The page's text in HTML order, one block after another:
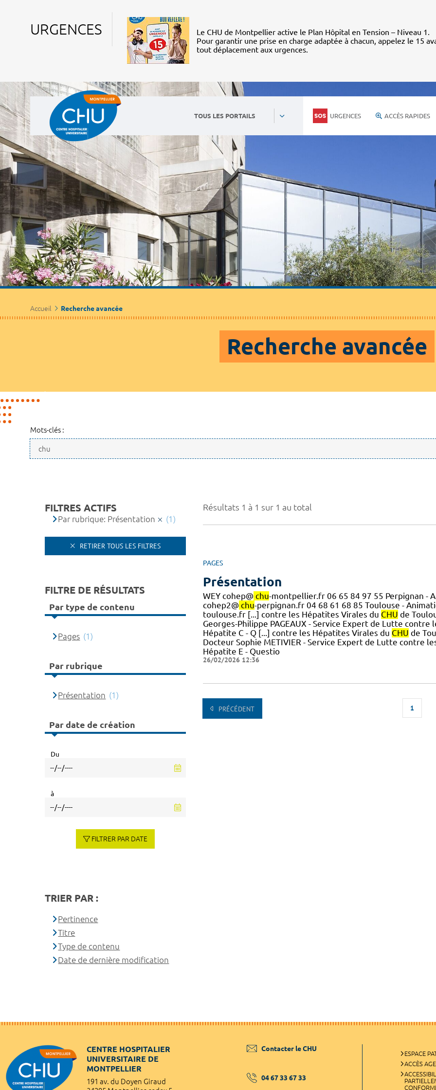
URGENCES
Le CHU de Montpellier active le Plan Hôpital en Tension – Niveau 1.
Pour garantir une prise en charge adaptée à chacun, appelez le 15
tout déplacement aux urgences.
TOUS LES PORTAILS URGENCES ACCÈS RAPIDES
Accueil Recherche avancée
Recherche avancée
Mots-clés :
Résultats 1 à 1 sur 1 au total
PAGES
Présentation
WEY cohep@ chu-montpellier.fr 06 65 84 97 55 Perpignan -
cohep2@ chu-perpignan.fr 04 68 61 68 85 Toulouse -
toulouse.fr [...] contre les Hépatites Virales du CHU de
Georges-Philippe PAGEAUX - Service Expert de Lutte contre
Hépatite C - Q [...] contre les Hépatites Virales du CHU de
Docteur Sophie METIVIER - Service Expert de Lutte contre
Hépatite E - Questio
26/02/2026 12:36
PRÉCÉDENT 1
FILTRES ACTIFS
Par rubrique: Présentation (1)
RETIRER TOUS LES FILTRES
FILTRE DE RÉSULTATS
Par type de contenu
Pages (1)
Par rubrique
Présentation (1)
Par date de création
Du
à
FILTRER PAR DATE
TRIER PAR :
Pertinence
Titre
Type de contenu
Date de dernière modification
CENTRE HOSPITALIER
UNIVERSITAIRE DE
MONTPELLIER
191 av. du Doyen Giraud
Contacter le CHU
04 67 33 67 33
ESPACE
ACCÈS